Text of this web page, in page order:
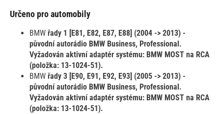
Určeno pro automobily
BMW řady 1 [E81, E82, E87, E88] (2004 -> 2013) -
původní autorádio BMW Business, Professional.
Vyžadován aktivní adaptér systému: BMW MOST na RCA
(položka: 13-1024-51).
BMW řady 3 [E90, E91, E92, E93] (2005 -> 2013) -
původní autorádio BMW Business, Professional.
Vyžadován aktivní adaptér systému: BMW MOST na RCA
(položka: 13-1024-51).